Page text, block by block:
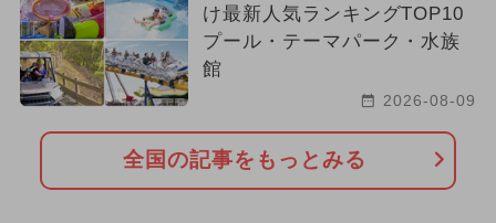
け最新人気ランキングTOP10
プール・テーマパーク・水族
館
2026-08-09
全国の記事をもっとみる